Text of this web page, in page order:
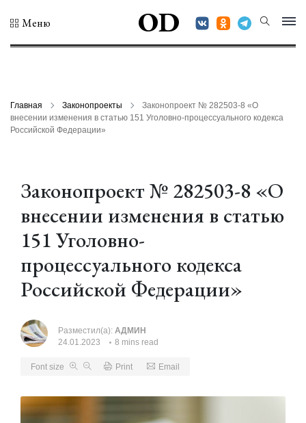
Меню OD
Главная Законопроекты
Законопроект № 282503-8 «О
внесении изменения в статью 151 Уголовно-процессуального кодекса
Российской Федерации»
Законопроект № 282503-8 «О
внесении изменения в статью
151 Уголовно-
процессуального кодекса
Российской Федерации»
Разместил(а): АДМИН
24.01.2023
8 mins read
Font size Print Email